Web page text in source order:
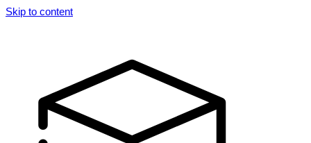
Skip to content